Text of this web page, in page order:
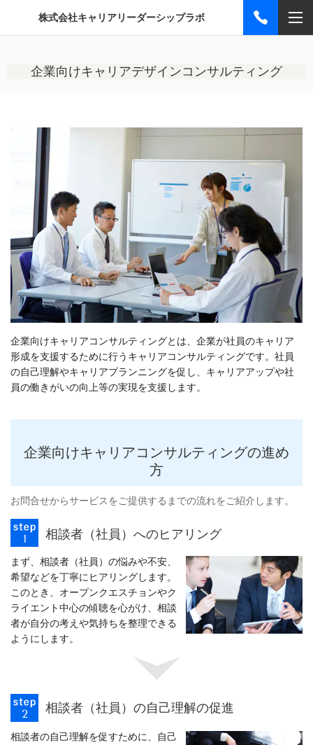
株式会社キャリアリーダーシップラボ
企業向けキャリアデザインコンサルティング
企業向けキャリアコンサルティングとは、企業が社員のキャリア
形成を支援するために行うキャリアコンサルティングです。社員
の自己理解やキャリアプランニングを促し、キャリアアップや社
員の働きがいの向上等の実現を支援します。
企業向けキャリアコンサルティングの進め
方
お問合せからサービスをご提供するまでの流れをご紹介します。
相談者（社員）へのヒアリング
まず、相談者（社員）の悩みや不安、
希望などを丁寧にヒアリングします。
このとき、オープンクエスチョンやク
ライエント中心の傾聴を心がけ、相談
者が自分の考えや気持ちを整理できる
ようにします。
相談者（社員）の自己理解の促進
相談者の自己理解を促すために、自己